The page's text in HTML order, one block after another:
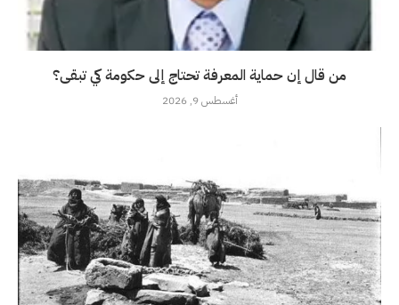
من قال إن حماية المعرفة تحتاج إلى حكومة كي تبقى؟
أغسطس 9, 2026